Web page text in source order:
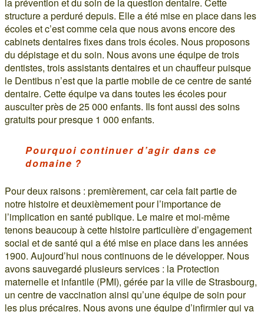
structure a perduré depuis. Elle a été mise en place dans les
écoles et c’est comme cela que nous avons encore des
cabinets dentaires fixes dans trois écoles. Nous proposons
du dépistage et du soin. Nous avons une équipe de trois
dentistes, trois assistants dentaires et un chauffeur puisque
le Dentibus n’est que la partie mobile de ce centre de santé
dentaire. Cette équipe va dans toutes les écoles pour
ausculter près de 25 000 enfants. Ils font aussi des soins
gratuits pour presque 1 000 enfants.
Pourquoi continuer d’agir dans ce
domaine ?
Pour deux raisons : premièrement, car cela fait partie de
notre histoire et deuxièmement pour l’importance de
l’implication en santé publique. Le maire et moi-même
tenons beaucoup à cette histoire particulière d’engagement
social et de santé qui a été mise en place dans les années
1900. Aujourd’hui nous continuons de le développer. Nous
avons sauvegardé plusieurs services : la Protection
maternelle et infantile (PMI), gérée par la ville de Strasbourg,
un centre de vaccination ainsi qu’une équipe de soin pour
les plus précaires. Nous avons une équipe d’infirmier qui va